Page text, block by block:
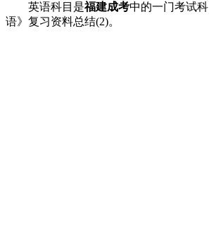
魏
英语科目是福建成考中的一门考试
语》复习资料总结(2)。